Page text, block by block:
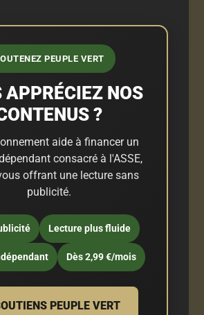
PEUPLE VERT
APPRÉCIEZ NOS
?
aide à financer un
consacré à l'ASSE,
offrant une lecture sans
publicité.
Lecture plus fluide
Dès 2,99 €/mois
PEUPLE VERT